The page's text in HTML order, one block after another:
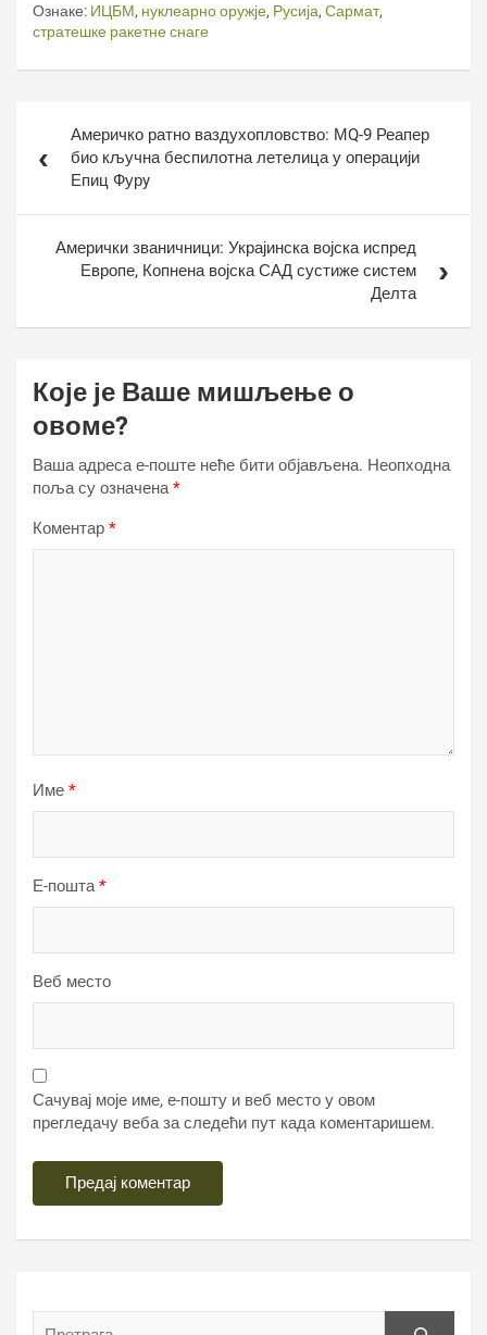
Ознаке: ИЦБМ, нуклеарно оружје, Русија, Сармат,
стратешке ракетне снаге
чланкаАмеричко ратно ваздухопловство: МQ-9 Реапер
био кључна беспилотна летелица у операцији
Епиц Фурy
Амерички званичници: Украјинска војска испред
Европе, Копнена војска САД сустиже систем
Делта
Које је Ваше мишљење о
овоме?
Ваша адреса е-поште неће бити објављена. Неопходна
поља су означена*
Коментар *
Име *
Е-пошта*
Веб место
Сачувај моје име, е-пошту и веб место у овом
прегледачу веба за следећи пут када коментаришем.